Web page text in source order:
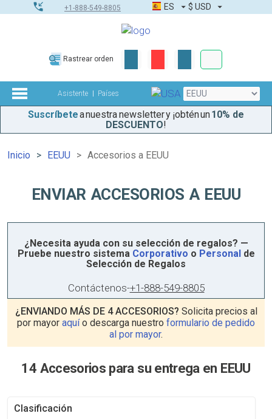
+1-888-549-8805 ES $ USD
Rastrear orden
Asistente Países
Suscríbetea nuestra newsletter y ¡obtén un10% de
DESCUENTO!
Inicio EEUU Accesorios a EEUU
ENVIAR ACCESORIOS A EEUU
¿Necesita ayuda con su selección de regalos? —
Pruebe nuestro sistema Corporativo o Personalde
Selección de Regalos
Contáctenos-+1-888-549-8805
¿ENVIANDO MÁS DE 4 ACCESORIOS? Solicita precios al
por mayor aquío descarga nuestro formulario de pedido
al por mayor.
14 Accesorios para su entrega en EEUU
Clasificación